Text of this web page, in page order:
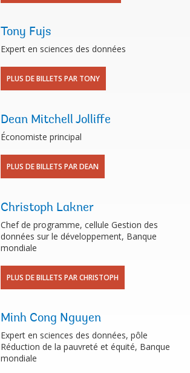
Tony Fujs
Expert en sciences des données
PLUS DE BILLETS PAR TONY
Dean Mitchell Jolliffe
Économiste principal
PLUS DE BILLETS PAR DEAN
Christoph Lakner
Chef de programme, cellule Gestion des
données sur le développement, Banque
mondiale
PLUS DE BILLETS PAR CHRISTOPH
Minh Cong Nguyen
Expert en sciences des données, pôle
Réduction de la pauvreté et équité, Banque
mondiale